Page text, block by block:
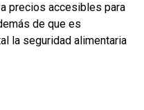
precios accesibles para
de que es
la seguridad alimentaria